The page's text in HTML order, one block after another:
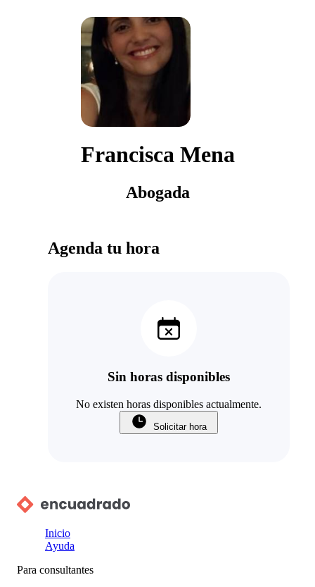
Francisca Mena
Abogada
Agenda tu hora
Sin horas disponibles
No existen horas disponibles actualmente.
Solicitar hora
Inicio
Ayuda
Para consultantes